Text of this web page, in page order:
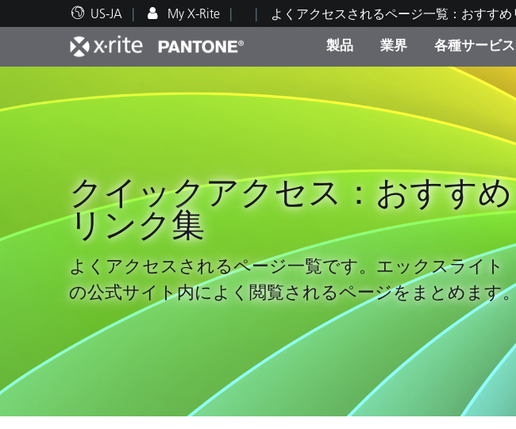
US-JA My X-Rite よくアクセスされるページ一覧：おすすめ
製品
人気製品ランキング カテゴリ別
業界
印刷＆パッケージ印刷
自動車
塗料・塗装
テキスタイル
各種サービ
テクニカルサポート 修理の流れ・サービス一覧
教育関連資料 トレーニング
ブランド体験センター
クイックアクセス：おすすめ
リンク集
よくアクセスされるページ一覧です。エックスライト
の公式サイト内によく閲覧されるページをまとめます